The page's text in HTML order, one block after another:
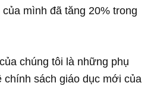
mình đã tăng 20% trong
chúng tôi là những phụ
chính sách giáo dục mới của